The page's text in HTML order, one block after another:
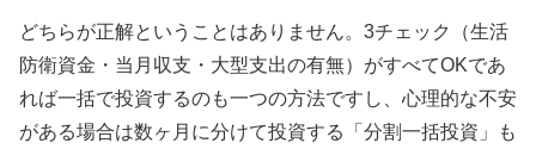
どちらが正解ということはありません。3チェック（生活
防衛資金・当月収支・大型支出の有無）がすべてOKであ
れば一括で投資するのも一つの方法ですし、心理的な不安
がある場合は数ヶ月に分けて投資する「分割一括投資」も